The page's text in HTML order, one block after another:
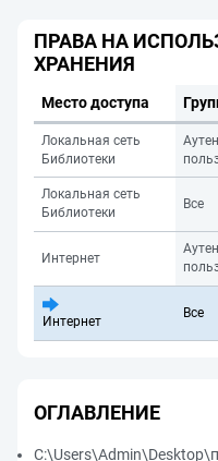
ПРАВА НА
ХРАНЕНИЯ
Место доступа
Локальная сеть
Библиотеки
Локальная сеть
Библиотеки
Все
Интернет
Интернет
Все
ОГЛАВЛЕНИЕ